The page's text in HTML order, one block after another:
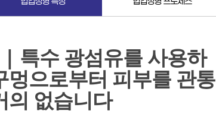
특수 광섬유를 사용하
멍으로부터 피부를 관통
의 없습니다